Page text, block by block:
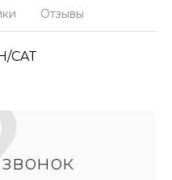
Отзывы
CAT